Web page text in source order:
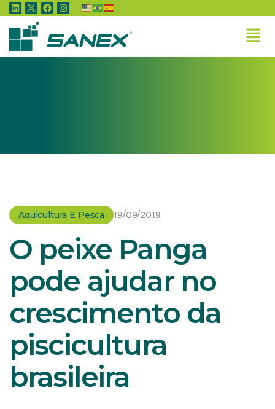
Home » Aquicultura e Pesca
O peixe Panga pode ajudar no crescimento da
piscicultura brasileira
Aquicultura E Pesca 19/09/2019
O peixe Panga
pode ajudar no
crescimento da
piscicultura
brasileira